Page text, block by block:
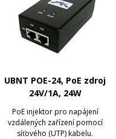
UBNT POE-24, PoE zdroj
24V/1A, 24W
PoE injektor pro napájení
vzdálených zařízení pomocí
síťového (UTP) kabelu.